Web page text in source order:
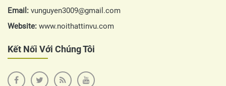
Email: vunguyen3009@gmail.com
Website: www.noithattinvu.com
Kết Nối Với Chúng Tôi